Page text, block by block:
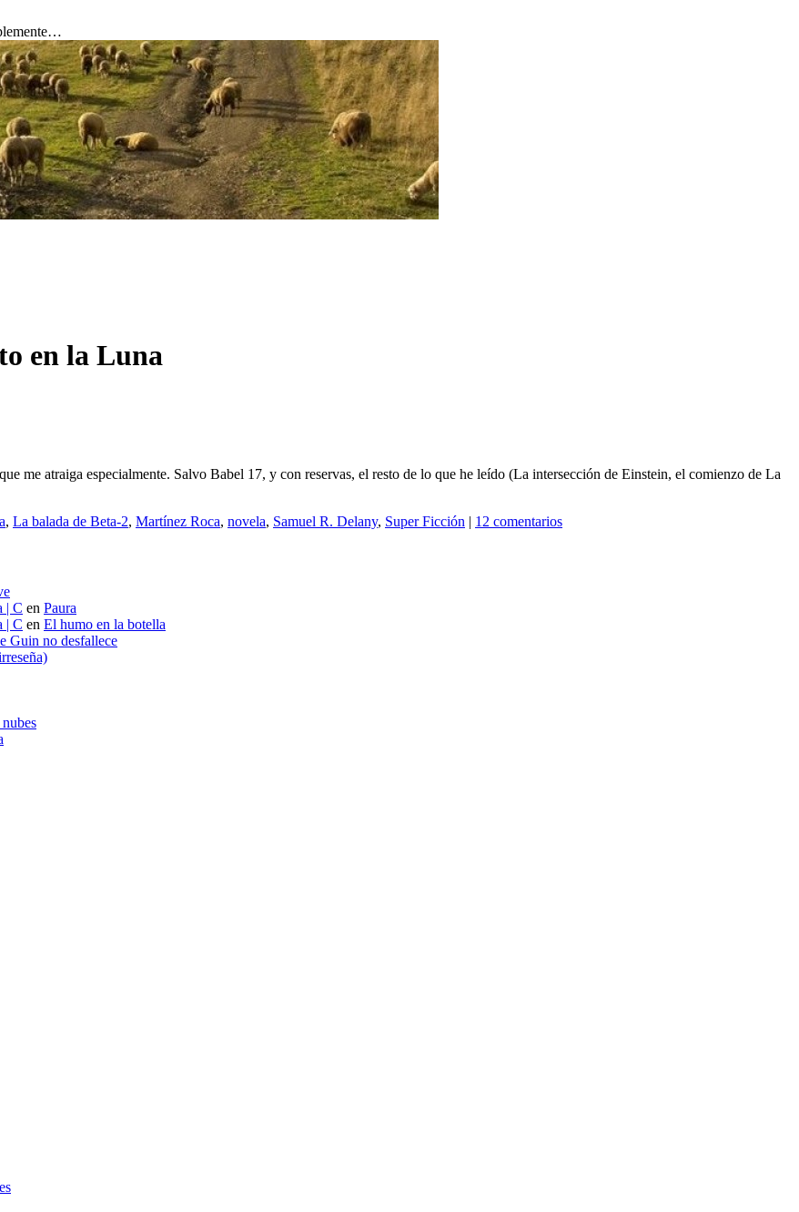
en la Luna
me atraiga especialmente. Salvo Babel 17, y con reservas, el resto de lo que he leído (La intersección de Einstein, el comienzo de La
, La balada de Beta-2, Martínez Roca, novela, Samuel R. Delany, Super Ficción | 12 comentarios
| C en Paura
| C en El humo en la botella
Guin no desfallece